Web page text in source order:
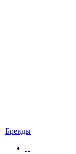
Бренды